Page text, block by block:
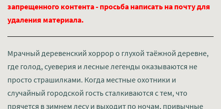
запрещенного контента - просьба написать на почту для
удаления материала.
Мрачный деревенский хоррор о глухой таёжной деревне,
где голод, суеверия и лесные легенды оказываются не
просто страшилками. Когда местные охотники и
случайный городской гость сталкиваются с тем, что
прячется в зимнем лесу и выходит по ночам, привычные